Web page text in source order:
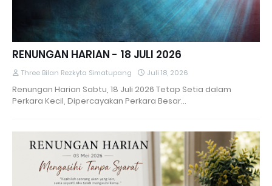
RENUNGAN HARIAN - 18 JULI 2026
Three Bilan Rezkyta Simatupang Juli 18, 2026
Renungan Harian Sabtu, 18 Juli 2026 Tetap Setia dalam
Perkara Kecil, Dipercayakan Perkara Besar…